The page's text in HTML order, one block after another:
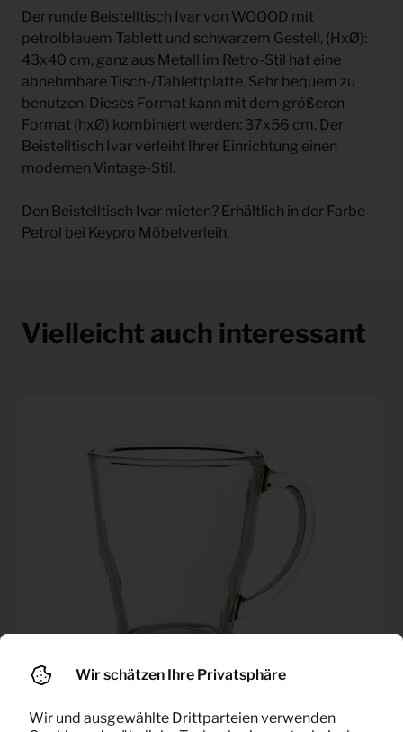
Der runde Beistelltisch Ivar von WOOOD mit
petrolblauem Tablett und schwarzem Gestell, (HxØ):
43x40 cm, ganz aus Metall im Retro-Stil hat eine
abnehmbare Tisch-/Tablettplatte. Sehr bequem zu
benutzen. Dieses Format kann mit dem größeren
Format (hxØ) kombiniert werden: 37x56 cm. Der
Beistelltisch Ivar verleiht Ihrer Einrichtung einen
modernen Vintage-Stil.
Den Beistelltisch Ivar mieten? Erhältlich in der Farbe
Petrol bei Keypro Möbelverleih.
Vielleicht auch interessant
Wir schätzen Ihre Privatsphäre
Wir und ausgewählte Drittparteien verwenden